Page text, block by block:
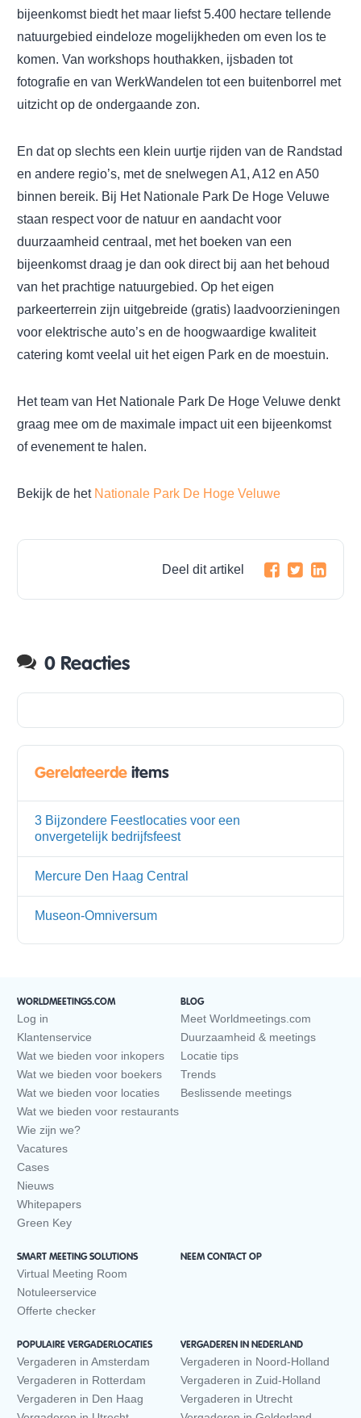
bijeenkomst biedt het maar liefst 5.400 hectare tellende
natuurgebied eindeloze mogelijkheden om even los te
komen. Van workshops houthakken, ijsbaden tot
fotografie en van WerkWandelen tot een buitenborrel met
uitzicht op de ondergaande zon.
En dat op slechts een klein uurtje rijden van de Randstad
en andere regio’s, met de snelwegen A1, A12 en A50
binnen bereik. Bij Het Nationale Park De Hoge Veluwe
staan respect voor de natuur en aandacht voor
duurzaamheid centraal, met het boeken van een
bijeenkomst draag je dan ook direct bij aan het behoud
van het prachtige natuurgebied. Op het eigen
parkeerterrein zijn uitgebreide (gratis) laadvoorzieningen
voor elektrische auto’s en de hoogwaardige kwaliteit
catering komt veelal uit het eigen Park en de moestuin.
Het team van Het Nationale Park De Hoge Veluwe denkt
graag mee om de maximale impact uit een bijeenkomst
of evenement te halen.
Bekijk de het Nationale Park De Hoge Veluwe
Deel dit artikel
0 Reacties
Gerelateerde items
3 Bijzondere Feestlocaties voor een
onvergetelijk bedrijfsfeest
Mercure Den Haag Central
Museon-Omniversum
WORLDMEETINGS.COM
Log in
Klantenservice
Wat we bieden voor inkopers
Wat we bieden voor boekers
Wat we bieden voor locaties
Wat we bieden voor restaurants
Wie zijn we?
Vacatures
Cases
Nieuws
Whitepapers
Green Key
BLOG
Meet Worldmeetings.com
Duurzaamheid & meetings
Locatie tips
Trends
Beslissende meetings
SMART MEETING SOLUTIONS
Virtual Meeting Room
Notuleerservice
Offerte checker
NEEM CONTACT OP
POPULAIRE VERGADERLOCATIES
Vergaderen in Amsterdam
Vergaderen in Rotterdam
Vergaderen in Den Haag
VERGADEREN IN NEDERLAND
Vergaderen in Noord-Holland
Vergaderen in Zuid-Holland
Vergaderen in Utrecht